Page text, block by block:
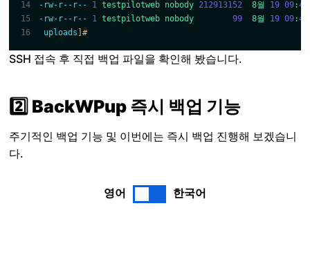
-rw-r--r--
1 testpilotweb nobody 212913152 8월 19 09:41
-rw-r--r--
1 testpilotweb nobody 99 8월 19 09:41
uploads ]#
SSH 접속 후 직접 백업 파일을 확인해 봤습니다.
2️⃣ BackWPup 즉시 백업 기능
주기적인 백업 기능 및 이번에는 즉시 백업 진행해 보겠습니
다.
영어 한국어